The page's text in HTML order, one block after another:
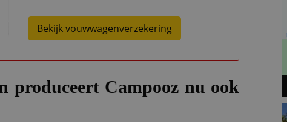
Bekijk vouwwagenverzekering
produceert Campooz nu ook